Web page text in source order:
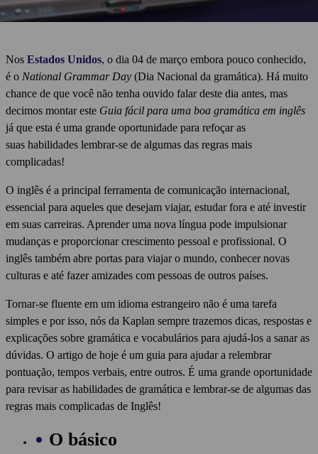
Nos Estados Unidos, o dia 04 de março embora pouco conhecido,
é o National Grammar Day (Dia Nacional da gramática). Há muito
chance de que você não tenha ouvido falar deste dia antes, mas
decimos montar este Guia fácil para uma boa gramática em inglês
já que esta é uma grande oportunidade para refoçar as
suas habilidades lembrar-se de algumas das regras mais
complicadas!
O inglês é a principal ferramenta de comunicação internacional,
essencial para aqueles que desejam viajar, estudar fora e até investir
em suas carreiras. Aprender uma nova língua pode impulsionar
mudanças e proporcionar crescimento pessoal e profissional. O
inglês também abre portas para viajar o mundo, conhecer novas
culturas e até fazer amizades com pessoas de outros países.
Tornar-se fluente em um idioma estrangeiro não é uma tarefa
simples e por isso, nós da Kaplan sempre trazemos dicas, respostas e
explicações sobre gramática e vocabulários para ajudá-los a sanar as
dúvidas. O artigo de hoje é um guia para ajudar a relembrar
pontuação, tempos verbais, entre outros. É uma grande oportunidade
para revisar as habilidades de gramática e lembrar-se de algumas das
regras mais complicadas de Inglês!
O básico